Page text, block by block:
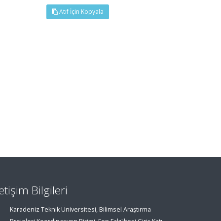
Atıf İçin Kopyala
Bilgileri
Karadeniz Teknik Üniversitesi, Bilimsel Araştırma